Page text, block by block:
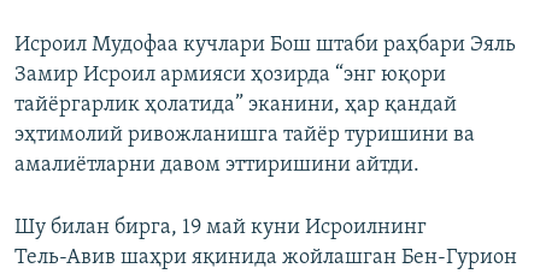
Исроил Мудофаа кучлари Бош штаби раҳбари Эяль
Замир Исроил армияси ҳозирда “энг юқори
тайёргарлик ҳолатида” эканини, ҳар қандай
эҳтимолий ривожланишга тайёр туришини ва
амалиётларни давом эттиришини айтди.
Шу билан бирга, 19 май куни Исроилнинг
Тель‑Авив шаҳри яқинида жойлашган Бен‑Гурион